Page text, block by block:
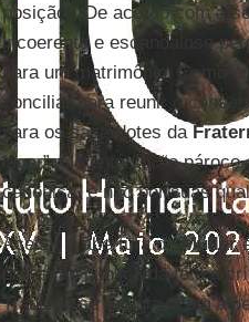
posição”. De acordo com a
incoerente e escandaloso
para um matrimônio. Como
conciliar para reunir o
para os sacerdotes da
lugar”. No entanto, “o
canônica, e não por suas
Aceitar a abertura deMüller
profissão pública da fé e a
Tradição se refugiava em